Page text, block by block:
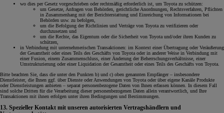
wo dies per Gesetz vorgeschrieben oder rechtmäßig erforderlich ist, um Toyota zu schützen:
um Gesetze, Anfragen von Behörden, gerichtliche Anordnungen, Rechtsverfahren, Pflichten
in Zusammenhang mit der Berichterstattung und Einreichung von Informationen bei
Behörden usw. zu befolgen,
um die Befolgung der Richtlinien und Verträge von Toyota zu verifizieren oder
durchzusetzen und
um die Rechte, das Eigentum oder die Sicherheit von Toyota und/oder ihren Kunden zu
schützen,
in Verbindung mit unternehmerischen Transaktionen: im Kontext einer Übertragung oder Veräußerung
der Gesamtheit oder eines Teils des Geschäfts von Toyota oder in anderer Weise in Verbindung mit
einer Fusion, einem Zusammenschluss, einer Änderung der Beherrschungsverhältnisse, einer
Umstrukturierung oder einer Liquidation der Gesamtheit oder eines Teils des Geschäfts von Toyota.
Bitte beachten Sie, dass die unter den Punkten b) und c) oben genannten Empfänger – insbesondere
Dienstleister, die Ihnen ggf. über Dienste oder Anwendungen von Toyota oder über eigene Kanäle Produkte
oder Dienstleistungen anbieten – separat personenbezogene Daten von Ihnen erfassen können. In diesem Fall
sind solche Dritten für die Verarbeitung dieser personenbezogenen Daten allein verantwortlich, und Ihre
Transaktionen mit ihnen erfolgen unter ihren Bedingungen und Bestimmungen.
13. Spezieller Kontakt mit unseren autorisierten Vertragshändlern und